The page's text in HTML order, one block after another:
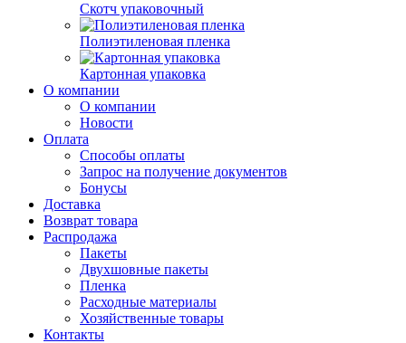
Скотч упаковочный
Полиэтиленовая пленка
Картонная упаковка
О компании
О компании
Новости
Оплата
Способы оплаты
Запрос на получение документов
Бонусы
Доставка
Возврат товара
Распродажа
Пакеты
Двухшовные пакеты
Пленка
Расходные материалы
Хозяйственные товары
Контакты